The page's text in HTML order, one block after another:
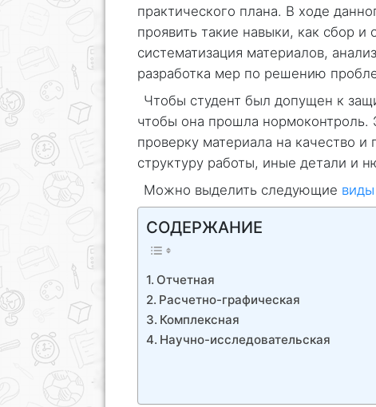
практического плана. В ходе
проявить такие навыки, как сбор и
систематизация материалов,
разработка мер по решению
Чтобы студент был допущен к
чтобы она прошла нормоконтроль.
проверку материала на качество
структуру работы, иные детали и
Можно выделить следующие
СОДЕРЖАНИЕ
Отчетная
Расчетно-графическая
Комплексная
Научно-исследовательская